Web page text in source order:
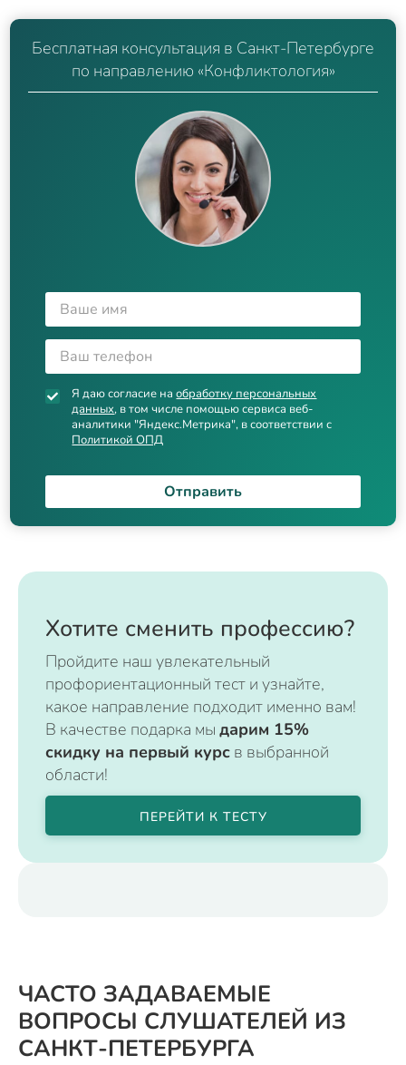
Бесплатная консультация в Санкт-Петербурге
по направлению «Конфликтология»
Я даю согласие наобработку персональных
данных, в том числе помощью сервиса веб-
аналитики "Яндекс.Метрика", в соответствии с
Политикой ОПД
Отправить
Хотите сменить профессию?
Пройдите наш увлекательный
профориентационный тест и узнайте,
какое направление подходит именно вам!
В качестве подарка мы дарим 15%
скидку на первый курс в выбранной
области!
ПЕРЕЙТИ К ТЕСТУ
ЧАСТО ЗАДАВАЕМЫЕ
ВОПРОСЫ СЛУШАТЕЛЕЙ ИЗ
САНКТ-ПЕТЕРБУРГА